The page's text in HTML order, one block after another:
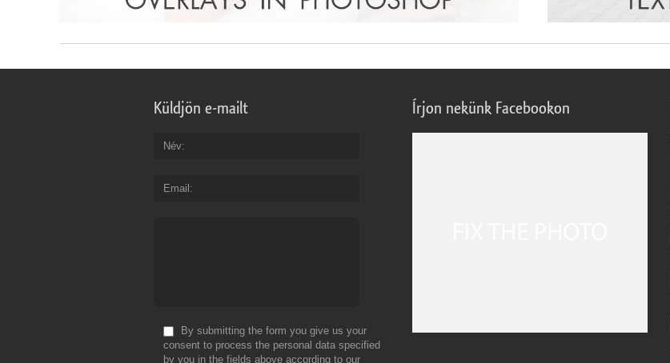
Küldjön e-mailt
Név
Email
By submitting the form you give us your
consent to process the personal data specified
by you in the fields above according to our
Írjon nekünk Facebookon